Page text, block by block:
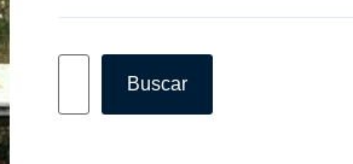
Buscar